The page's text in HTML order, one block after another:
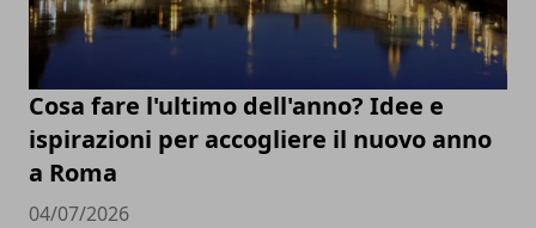
Cosa fare l'ultimo dell'anno? Idee e
ispirazioni per accogliere il nuovo anno
a Roma
04/07/2026